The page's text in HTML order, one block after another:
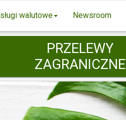
walutowe Newsroom
PRZELEWY
ZAGRANICZNE